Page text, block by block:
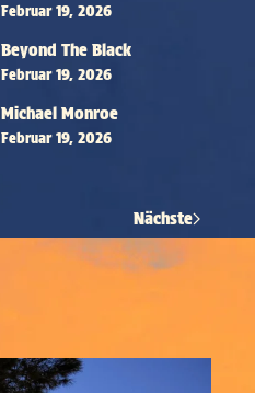
Februar 19, 2026
Beyond The Black
Februar 19, 2026
Michael Monroe
Februar 19, 2026
Nächste